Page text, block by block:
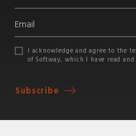
I acknowledge and agree to the
of Softway, which I have read and
Subscribe